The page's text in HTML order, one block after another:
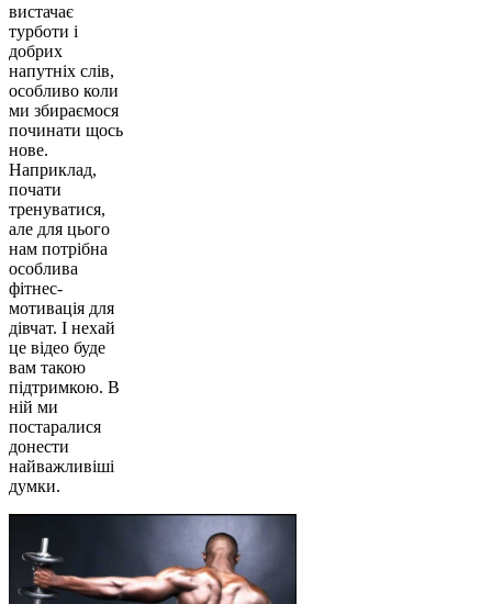
вистачає
турботи і
добрих
напутніх слів,
особливо коли
ми збираємося
починати щось
нове.
Наприклад,
почати
тренуватися,
але для цього
нам потрібна
особлива
фітнес-
мотивація для
дівчат. І нехай
це відео буде
вам такою
підтримкою. В
ній ми
постаралися
донести
найважливіші
думки.